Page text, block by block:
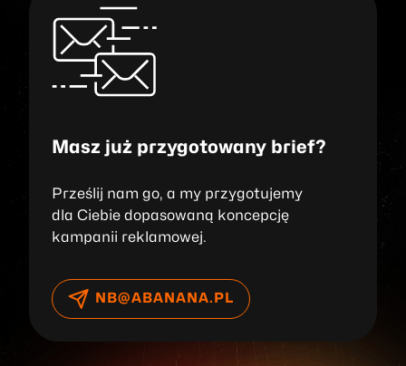
Masz już przygotowany brief?
Prześlij nam go, a my przygotujemy
dla Ciebie dopasowaną koncepcję
kampanii reklamowej.
NB@ABANANA.PL